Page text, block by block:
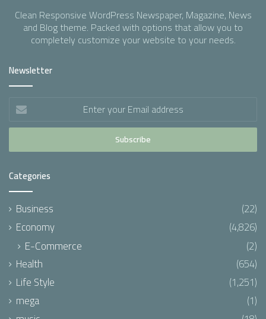
Clean Responsive WordPress Newspaper, Magazine, News
and Blog theme. Packed with options that allow you to
completely customize your website to your needs.
Newsletter
Enter
your
Email
Categories
Business
(22)
Economy
(4,826)
E-Commerce (2)
Health
(654)
Life Style
(1,251)
mega
(1)